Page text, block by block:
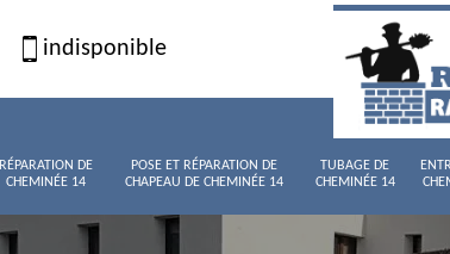
indisponible
RÉPARATION DE
CHEMINÉE 14
POSE ET RÉPARATION DE
CHAPEAU DE CHEMINÉE 14
TUBAGE DE
CHEMINÉE 14